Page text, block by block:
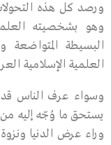
ورصد كل هذه
وهو بشخصيته
البسيطة المتواضعة
العلمية الإسلامية
وسواء عرف الناس
يستحق ما وُجّه إليه
وراء عرض الدنيا